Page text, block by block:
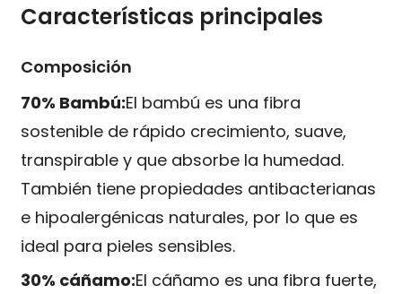
Características principales
Composición
70% Bambú:El bambú es una fibra
sostenible de rápido crecimiento, suave,
transpirable y que absorbe la humedad.
También tiene propiedades antibacterianas
e hipoalergénicas naturales, por lo que es
ideal para pieles sensibles.
30% cáñamo:El cáñamo es una fibra fuerte,